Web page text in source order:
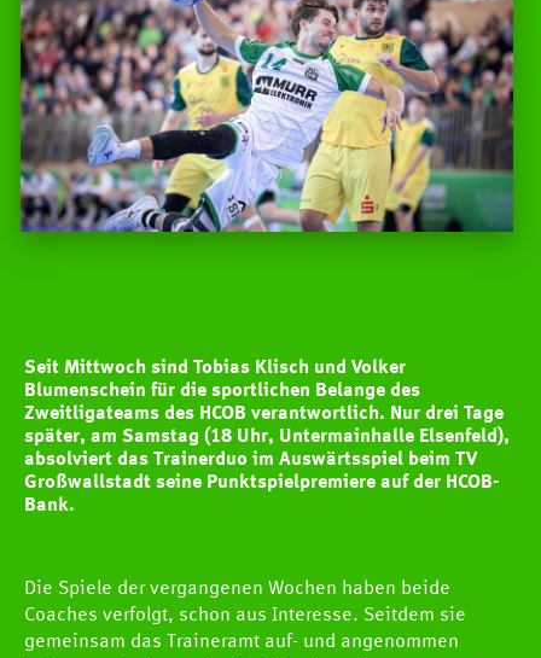
Seit Mittwoch sind Tobias Klisch und Volker
Blumenschein für die sportlichen Belange des
Zweitligateams des HCOB verantwortlich. Nur drei Tage
später, am Samstag (18 Uhr, Untermainhalle Elsenfeld),
absolviert das Trainerduo im Auswärtsspiel beim TV
Großwallstadt seine Punktspielpremiere auf der HCOB-
Bank.
Die Spiele der vergangenen Wochen haben beide
Coaches verfolgt, schon aus Interesse. Seitdem sie
gemeinsam das Traineramt auf- und angenommen